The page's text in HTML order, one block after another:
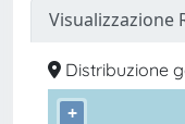
Visualizzazione
Distribuzione
+